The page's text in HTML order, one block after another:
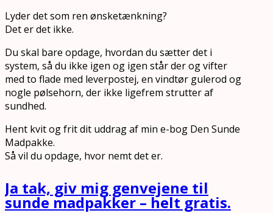
Lyder det som ren ønsketænkning?
Det er det ikke.
Du skal bare opdage, hvordan du sætter det i
system, så du ikke igen og igen står der og vifter
med to flade med leverpostej, en vindtør gulerod og
nogle pølsehorn, der ikke ligefrem strutter af
sundhed.
Hent kvit og frit dit uddrag af min e-bog Den Sunde
Madpakke.
Så vil du opdage, hvor nemt det er.
Ja tak, giv mig genvejene til
sunde madpakker – helt gratis.